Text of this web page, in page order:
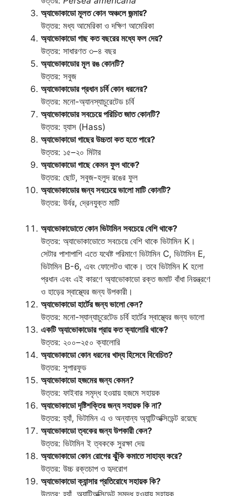
অ্যাভোকাডো মূলত কোন অঞ্চলে জন্মায়?
উত্তর: মধ্য আমেরিকা ও দক্ষিণ আমেরিকা
অ্যাভোকাডো গাছ কত বছরের মধ্যে ফল দেয়?
উত্তর: সাধারণত ৩–৪ বছর
অ্যাভোকাডোর মূল রঙ কোনটি?
উত্তর: সবুজ
অ্যাভোকাডোর প্রধান চর্বি কোন ধরনের?
উত্তর: মনো-অ্যানস্যাচুরেটেড চর্বি
অ্যাভোকাডোর সবচেয়ে পরিচিত জাত কোনটি?
উত্তর: হ্যাস (Hass)
অ্যাভোকাডো গাছের উচ্চতা কত হতে পারে?
উত্তর: ১৫–২০ মিটার
অ্যাভোকাডো গাছে কেমন ফুল থাকে?
উত্তর: ছোট, সবুজ-হলুদ রঙের ফুল
অ্যাভোকাডোর জন্য সবচেয়ে ভালো মাটি কোনটি?
উত্তর: উর্বর, দ্রেনযুক্ত মাটি
অ্যাভোকাডোতে কোন ভিটামিন সবচেয়ে বেশি থাকে?
উত্তর: অ্যাভোকাডোতে সবচেয়ে বেশি থাকে ভিটামিন K।
সেটার পাশাপাশি এতে যথেষ্ট পরিমাণে ভিটামিন C, ভিটামিন E,
ভিটামিন B-6, এবং ফোলেটও থাকে। তবে ভিটামিন K হলো
প্রধান এবং এই কারণে অ্যাভোকাডো রক্ত জমাট বাঁধা নিয়ন্ত্রণে
ও হাড়ের স্বাস্থ্যের জন্য উপকারী।
অ্যাভোকাডো হার্টের জন্য ভালো কেন?
উত্তর: মনো-স্যান্যাচুরেটেড চর্বি হার্টের স্বাস্থ্যের জন্য ভালো
একটি অ্যাভোকাডোর প্রায় কত ক্যালোরি থাকে?
উত্তর: ২০০–২৫০ ক্যালোরি
অ্যাভোকাডো কোন ধরনের খাদ্য হিসেবে বিবেচিত?
উত্তর: সুপারফুড
অ্যাভোকাডো হজমের জন্য কেমন?
উত্তর: ফাইবার সমৃদ্ধ হওয়ায় হজমে সহায়ক
অ্যাভোকাডো দৃষ্টিশক্তির জন্য সহায়ক কি না?
উত্তর: হ্যাঁ, ভিটামিন এ ও অন্যান্য অ্যান্টিঅক্সিডেন্ট রয়েছে
অ্যাভোকাডো ত্বকের জন্য উপকারী কেন?
উত্তর: ভিটামিন ই ত্বককে সুরক্ষা দেয়
অ্যাভোকাডো কোন রোগের ঝুঁকি কমাতে সাহায্য করে?
উত্তর: উচ্চ রক্তচাপ ও হৃদরোগ
অ্যাভোকাডো ক্যান্সার প্রতিরোধে সহায়ক কি?
উত্তর: হ্যাঁ, অ্যান্টিঅক্সিডেন্ট সমৃদ্ধ হওয়ায় সহায়ক